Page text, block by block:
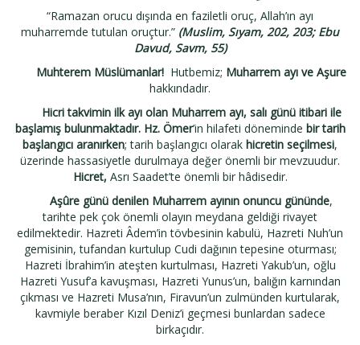
“Ramazan orucu dışında en faziletli oruç, Allah’ın ayı
muharremde tutulan oruçtur.” (Muslim, Sıyam, 202, 203; Ebu
Davud, Savm, 55)
Muhterem Müslümanlar! Hutbemiz; Muharrem ayı ve Aşure
hakkındadır.
Hicri takvimin ilk ayı olan Muharrem ayı, salı günü itibari ile
başlamış bulunmaktadır. Hz. Ömer’in hilafeti döneminde bir tarih
başlangıcı aranırken; tarih başlangıcı olarak hicretin seçilmesi,
üzerinde hassasiyetle durulmaya değer önemli bir mevzuudur.
Hicret, Asrı Saadet’te önemli bir hâdisedir.
Aşûre günü denilen Muharrem ayının onuncu gününde,
tarihte pek çok önemli olayın meydana geldiği rivayet
edilmektedir. Hazreti Âdem’in tövbesinin kabulü, Hazreti Nuh’un
gemisinin, tufandan kurtulup Cudi dağının tepesine oturması;
Hazreti İbrahim’in ateşten kurtulması, Hazreti Yakub’un, oğlu
Hazreti Yusuf’a kavuşması, Hazreti Yunus’un, balığın karnından
çıkması ve Hazreti Musa’nın, Firavun’un zulmünden kurtularak,
kavmiyle beraber Kızıl Deniz’i geçmesi bunlardan sadece
birkaçıdır.